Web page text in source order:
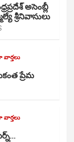
అసెంబ్లీ
శ్రీనివాసులు
ప్రేమ